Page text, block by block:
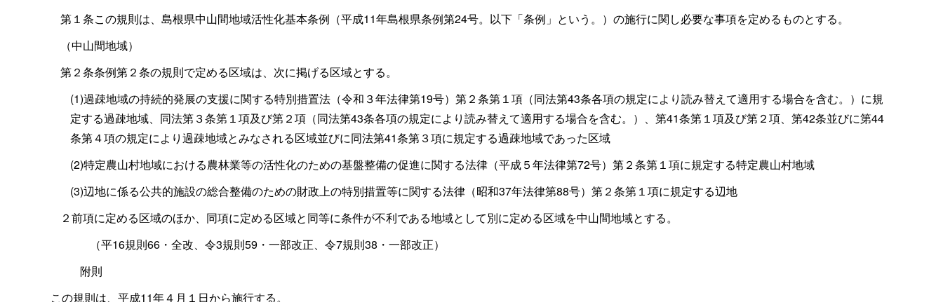
第１条この規則は、島根県中山間地域活性化基本条例（平成11年島根県条例第24号。以下「条例」という。）の施行に関し必要な事項を定めるものとする。
（中山間地域）
第２条条例第２条の規則で定める区域は、次に掲げる区域とする。
(1)過疎地域の持続的発展の支援に関する特別措置法（令和３年法律第19号）第２条第１項（同法第43条各項の規定により読み替えて適用する場合を含む。）に規
定する過疎地域、同法第３条第１項及び第２項（同法第43条各項の規定により読み替えて適用する場合を含む。）、第41条第１項及び第２項、第42条並びに第44
条第４項の規定により過疎地域とみなされる区域並びに同法第41条第３項に規定する過疎地域であった区域
(2)特定農山村地域における農林業等の活性化のための基盤整備の促進に関する法律（平成５年法律第72号）第２条第１項に規定する特定農山村地域
(3)辺地に係る公共的施設の総合整備のための財政上の特別措置等に関する法律（昭和37年法律第88号）第２条第１項に規定する辺地
２前項に定める区域のほか、同項に定める区域と同等に条件が不利である地域として別に定める区域を中山間地域とする。
（平16規則66 ・全改、令3規則59 ・一部改正、令7規則38・一部改正）
附則
この規則は、平成11年４月１日から施行する。